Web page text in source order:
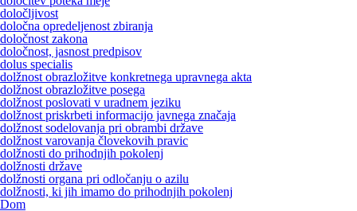
določljivost
določna opredeljenost zbiranja
določnost zakona
določnost, jasnost predpisov
dolus specialis
dolžnost obrazložitve konkretnega upravnega akta
dolžnost obrazložitve posega
dolžnost poslovati v uradnem jeziku
dolžnost priskrbeti informacijo javnega značaja
dolžnost sodelovanja pri obrambi države
dolžnost varovanja človekovih pravic
dolžnosti do prihodnjih pokolenj
dolžnosti države
dolžnosti organa pri odločanju o azilu
dolžnosti, ki jih imamo do prihodnjih pokolenj
Dom